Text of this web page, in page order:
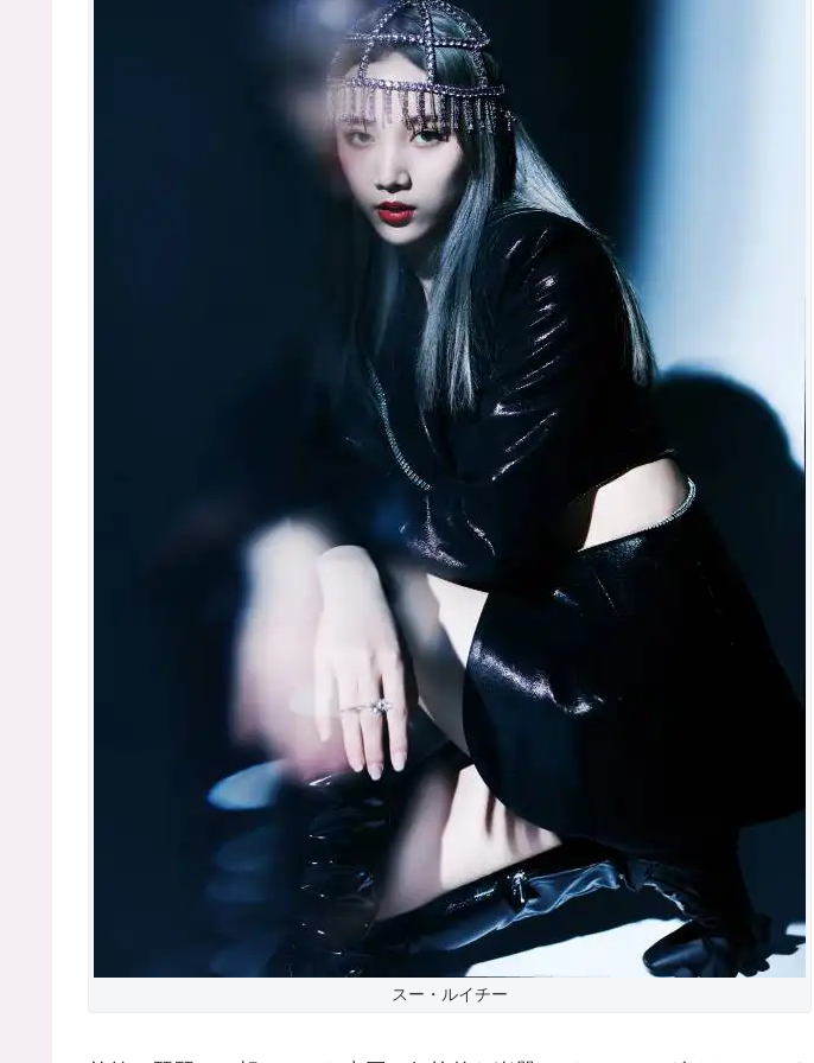
スー・ルイチー